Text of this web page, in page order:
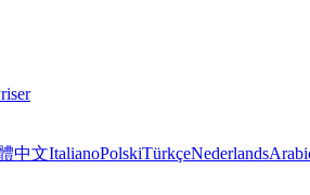
中文ItalianoPolskiTürkçeNederlands